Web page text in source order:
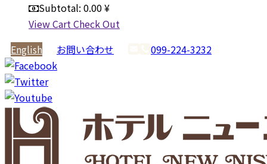
Subtotal: 0.00 ¥
View CartCheck Out
English
お問い合わせ 099-224-3232